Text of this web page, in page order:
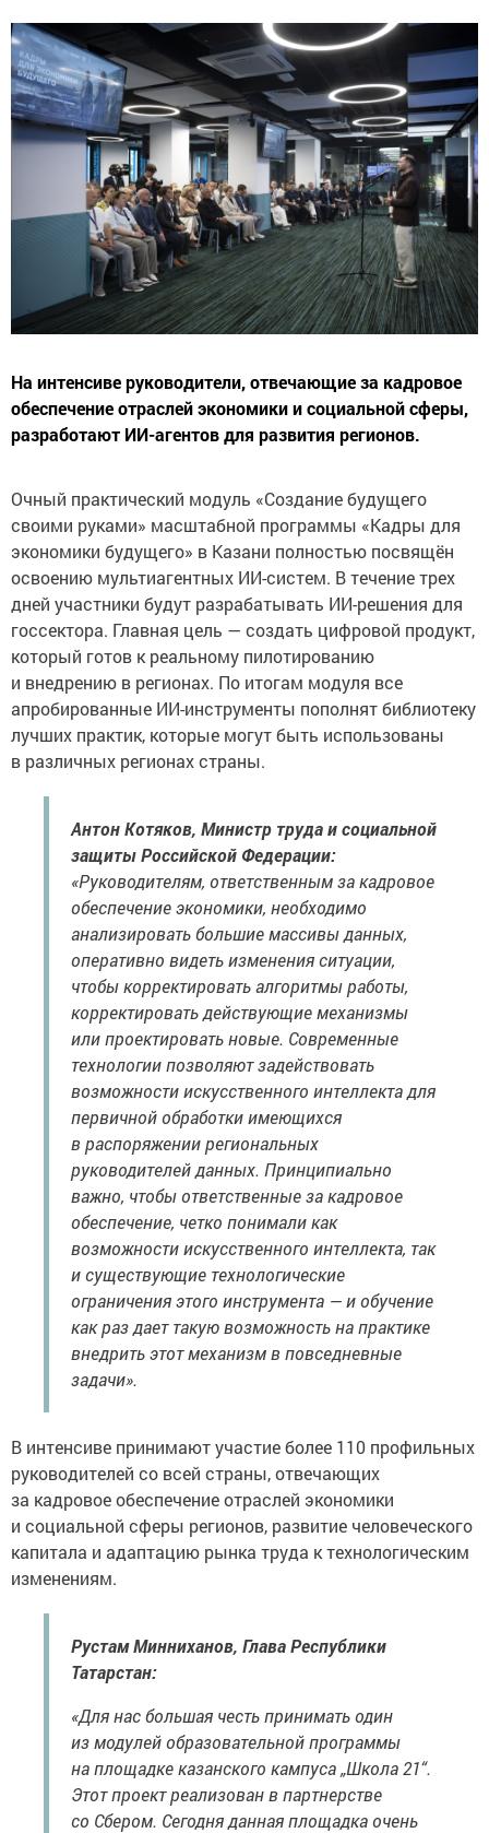
На интенсиве руководители, отвечающие за кадровое
обеспечение отраслей экономики и социальной сферы,
разработают ИИ-агентов для развития регионов.
Очный практический модуль «Создание будущего
своими руками» масштабной программы «Кадры для
экономики будущего» в Казани полностью посвящён
освоению мультиагентных ИИ-систем. В течение трех
дней участники будут разрабатывать ИИ-решения для
госсектора. Главная цель — создать цифровой продукт,
который готов к реальному пилотированию
и внедрению в регионах. По итогам модуля все
апробированные ИИ-инструменты пополнят библиотеку
лучших практик, которые могут быть использованы
в различных регионах страны.
Антон Котяков, Министр труда и социальной
защиты Российской Федерации:
«Руководителям, ответственным за кадровое
обеспечение экономики, необходимо
анализировать большие массивы данных,
оперативно видеть изменения ситуации,
чтобы корректировать алгоритмы работы,
корректировать действующие механизмы
или проектировать новые. Современные
технологии позволяют задействовать
возможности искусственного интеллекта для
первичной обработки имеющихся
в распоряжении региональных
руководителей данных. Принципиально
важно, чтобы ответственные за кадровое
обеспечение, четко понимали как
возможности искусственного интеллекта, так
и существующие технологические
ограничения этого инструмента — и обучение
как раз дает такую возможность на практике
внедрить этот механизм в повседневные
задачи».
В интенсиве принимают участие более 110 профильных
руководителей со всей страны, отвечающих
за кадровое обеспечение отраслей экономики
и социальной сферы регионов, развитие человеческого
капитала и адаптацию рынка труда к технологическим
изменениям.
Рустам Минниханов, Глава Республики
Татарстан:
«Для нас большая честь принимать один
из модулей образовательной программы
на площадке казанского кампуса „Школа 21“.
Этот проект реализован в партнерстве
со Сбером. Сегодня данная площадка очень